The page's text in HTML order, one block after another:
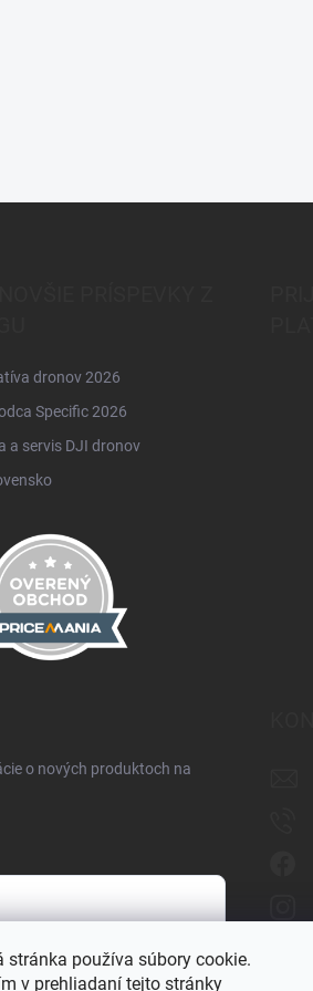
stránka používa súbory cookie.
v prehliadaní tejto stránky
dronov 2026
Specific 2026
a servis DJI dronov
o nových produktoch na
údajov